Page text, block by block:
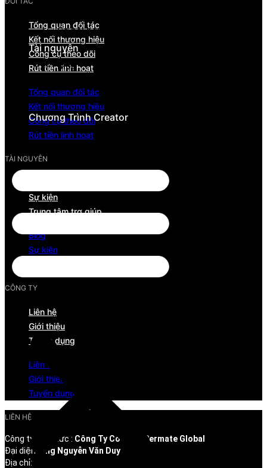
Cơ hội hợp tác & hỗ trợ
Tài nguyên
Blog
Trung tâm trợ giúp
Chương Trình Creator
Tổng quan đối tác
Kết nối thương hiệu
Công cụ theo dõi
Rút tiền linh hoạt
Tổng quan đối tác
Kết nối thương hiệu
Công cụ theo dõi
Rút tiền linh hoạt
TÀI NGUYÊN
Sự kiện
Trung tâm trợ giúp
Blog
Sự kiện
CÔNG TY
Liên hệ
Giới thiệu
Tuyển dụng
Liên hệ
Giới thiệu
Tuyển dụng
LIÊN HỆ
Công ty/Tổ chức : Công Ty Cổ Phần Permate Global
Đại diện:
Ông Nguyễn Văn Duy
Địa chỉ: